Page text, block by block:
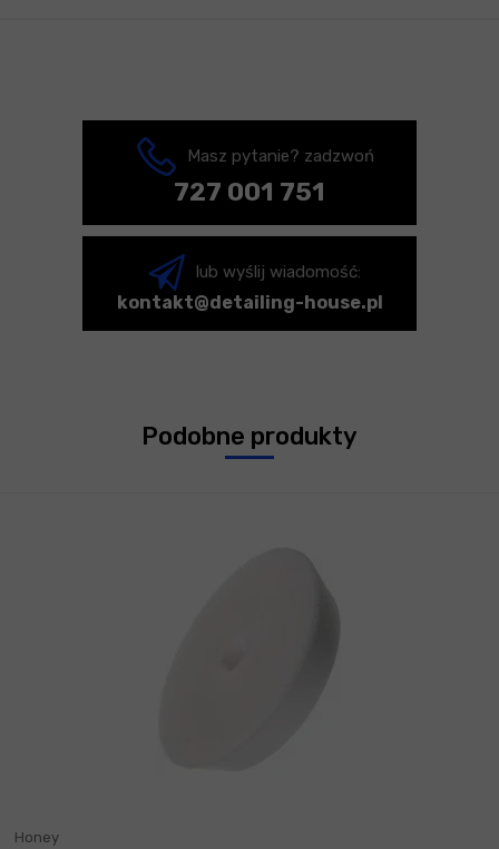
Masz pytanie? zadzwoń
727 001 751
lub wyślij wiadomość:
kontakt@detailing-house.pl
Podobne produkty
Honey